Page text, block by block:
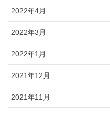
2022年4月
2022年3月
2022年1月
2021年12月
2021年11月